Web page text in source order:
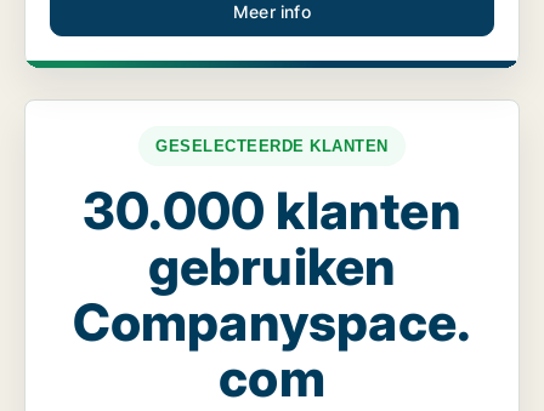
Meer info
GESELECTEERDE KLANTEN
30.000 klanten
gebruiken
Companyspace.
com